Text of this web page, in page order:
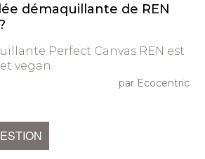
démaquillante de REN
Perfect Canvas REN est
vegan.
par Ecocentric